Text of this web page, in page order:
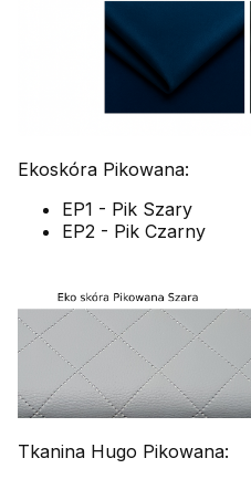
Ekoskóra Pikowana:
EP1 - Pik Szary
EP2 - Pik Czarny
Tkanina Hugo Pikowana: